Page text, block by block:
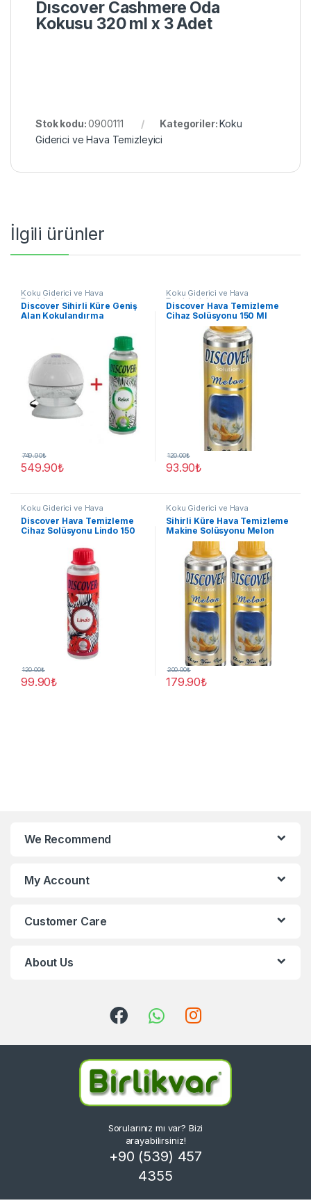
Dıscover Cashmere Oda
Kokusu 320 ml x 3 Adet
Stok kodu:0900111 Kategoriler:Koku
Giderici ve Hava Temizleyici
İlgili ürünler
Koku Giderici ve Hava
Temizleyici
Discover Sihirli Küre Geniş
Alan Kokulandırma
549.90₺
749.90₺
Koku Giderici ve Hava
Temizleyici
Discover Hava Temizleme
Cihaz Solüsyonu 150 Ml
93.90₺
120.00₺
Koku Giderici ve Hava
Temizleyici
Discover Hava Temizleme
Cihaz Solüsyonu Lindo 150
99.90₺
120.00₺
Koku Giderici ve Hava
Temizleyici
Sihirli Küre Hava Temizleme
Makine Solüsyonu Melon
150ml 2 Adet
179.90₺
200.00₺
We Recommend
My Account
Customer Care
About Us
Sorularınız mı var? Bizi
arayabilirsiniz!
+90 (539) 457
4355